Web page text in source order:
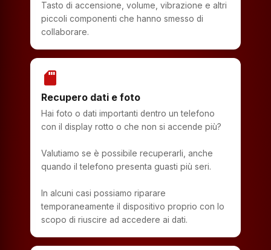
Tasto di accensione, volume, vibrazione e altri
piccoli componenti che hanno smesso di
collaborare.
sd_storage
Recupero dati e foto
Hai foto o dati importanti dentro un telefono
con il display rotto o che non si accende più?
Valutiamo se è possibile recuperarli, anche
quando il telefono presenta guasti più seri.
In alcuni casi possiamo riparare
temporaneamente il dispositivo proprio con lo
scopo di riuscire ad accedere ai dati.